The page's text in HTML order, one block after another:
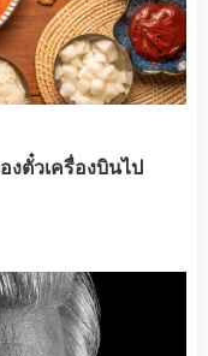
งตั๋วเครื่องบินไป